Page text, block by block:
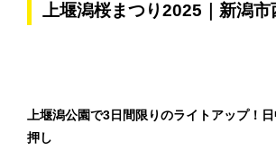
上堰潟桜まつり2025｜新潟市
上堰潟公園で3日間限りのライトアップ！
押し